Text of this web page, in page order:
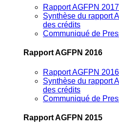
Rapport AGFPN
Synthèse du rapport
des crédits
Communiqué de
Rapport AGFPN 2016
Rapport AGFPN
Synthèse du rapport
des crédits
Communiqué de
Rapport AGFPN 2015